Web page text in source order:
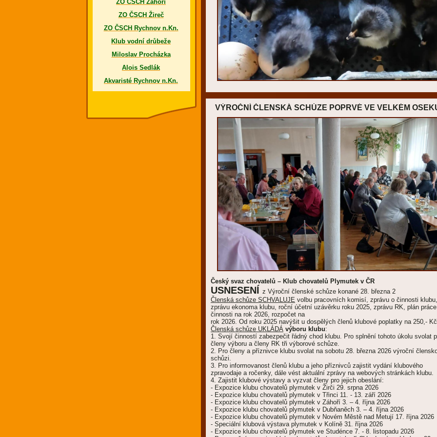
VÝROČNÍ ČLENSKÁ SCHŮZE POPRVÉ VE VELKÉM
Český svaz chovatelů – Klub chovatelů Plymutek v ČR
USNESENÍ z Výroční členské schůze konané 28. března 2
Členská schůze SCHVALUJE volbu pracovních komisí, zprávu o činnosti klubu,
zprávu ekonoma klubu, roční účetní uzávěrku roku 2025, zprávu RK, plán
činnosti na rok 2026, rozpočet na
rok 2026. Od roku 2025 navýšit u dospělých členů klubové poplatky na 250,-
Členská schůze UKLÁDÁ výboru klubu:
1. Svojí činností zabezpečit řádný chod klubu. Pro splnění tohoto úkolu svolat
členy výboru a členy RK tři výborové schůze.
2. Pro členy a příznivce klubu svolat na sobotu 28. března 2026 výroční
schůzi.
3. Pro informovanost členů klubu a jeho příznivců zajistit vydání klubového
zpravodaje a ročenky, dále vést aktuální zprávy na webových stránkách klubu.
4. Zajistit klubové výstavy a vyzvat členy pro jejich obeslání:
- Expozice klubu chovatelů plymutek v Žirči 29. srpna 2026
- Expozice klubu chovatelů plymutek v Třinci 11. - 13. září 2026
- Expozice klubu chovatelů plymutek v Záhoří 3. – 4. října 2026
- Expozice klubu chovatelů plymutek v Dubňaněch 3. – 4. října 2026
- Expozice klubu chovatelů plymutek v Novém Městě nad Metují 17. října 2026
- Speciální klubová výstava plymutek v Kolíně 31. října 2026
- Expozice klubu chovatelů plymutek ve Studénce 7. - 8. listopadu 2026
ZO ČSCH Záhoří
ZO ČSCH Žireč
ZO ČSCH Rychnov n.Kn.
Klub vodní drůbeže
Miloslav Procházka
Alois Sedlák
Akvaristé Rychnov n.Kn.